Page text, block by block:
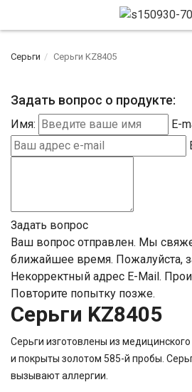
Серьги Серьги KZ8405
Задать вопрос о продукте:
Имя:
E-
Задать вопрос
Ваш вопрос отправлен. Мы
ближайшее время. Пожалуйста,
Некорректный адрес E-Mail.
Повторите попытку позже.
Серьги KZ8405
Серьги изготовлены из медицинского
и покрыты золотом 585-й пробы.
вызывают аллергии.